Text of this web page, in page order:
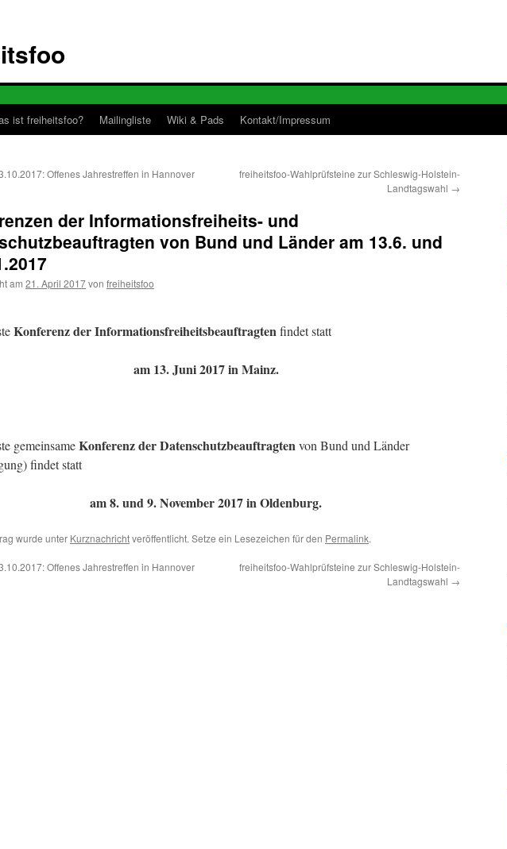
ist freiheitsfoo? Mailingliste Wiki & Pads Kontakt/Impressum
Offenes Jahrestreffen in Hannover
freiheitsfoo-Wahlprüfsteine zur Schleswig-Holstein-
Landtagswahl →
der Informationsfreiheits- und
von Bund und Länder am 13.6. und
am 21. April 2017von freiheitsfoo
Konferenz der Informationsfreiheitsbeauftragtenfindet statt
am 13. Juni 2017 in Mainz.
gemeinsameKonferenz der Datenschutzbeauftragtenvon Bund und Länder
findet statt
am 8. und 9. November 2017 in Oldenburg.
wurde unter Kurznachrichtveröffentlicht. Setze ein Lesezeichen für den Permalink.
Offenes Jahrestreffen in Hannover
freiheitsfoo-Wahlprüfsteine zur Schleswig-Holstein-
Landtagswahl →